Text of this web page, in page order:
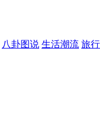
八卦图说 生活潮流 旅